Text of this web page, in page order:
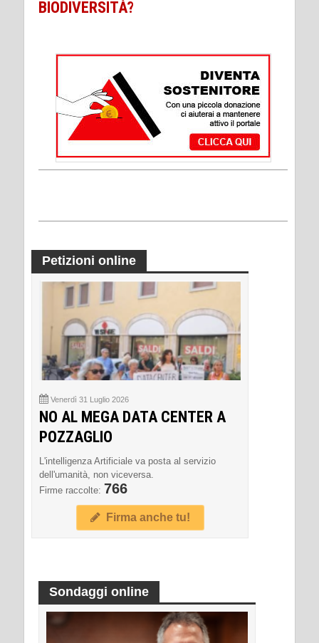
BIODIVERSITÀ?
Petizioni online
Venerdì 31 Luglio 2026
NO AL MEGA DATA CENTER A
POZZAGLIO
L'intelligenza Artificiale va posta al servizio
dell'umanità, non viceversa.
Firme raccolte: 766
Firma anche tu!
Sondaggi online